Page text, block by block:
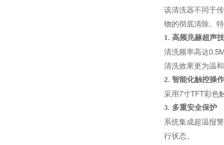
该清洗器不同于
物的彻底清除。
1. 高频兆赫超声
清洗频率高达
清洗效果更为温
2. 智能化触控操
采用7寸TFT彩色
3. 多重安全保护
系统集成超温报
行状态。